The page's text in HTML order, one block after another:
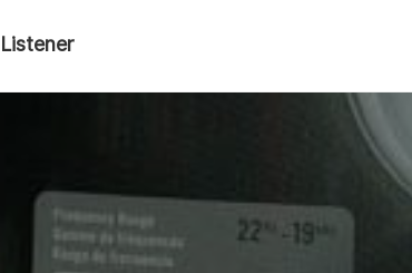
Listener